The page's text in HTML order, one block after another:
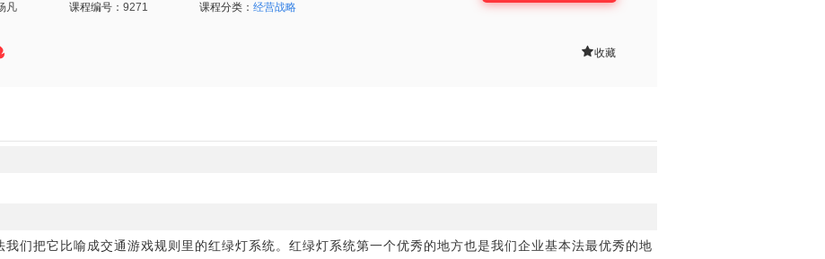
凡 课程编号： 9271 课程分类： 经营战略
收藏
们把它比喻成交通游戏规则里的红绿灯系统。红绿灯系统第一个优秀的地方也是我们企业基本法最优秀的地